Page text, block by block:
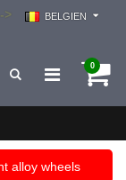
>
BELGIEN
0
alloy wheels